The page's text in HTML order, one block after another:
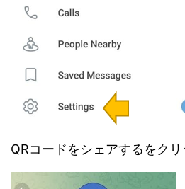
QRコードをシェアするをクリ